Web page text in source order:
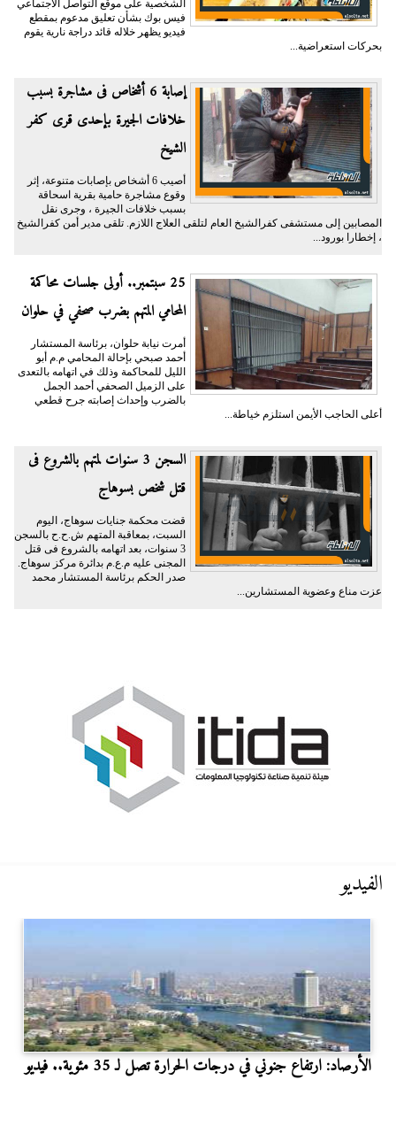
الشخصية على موقع التواصل الاجتماعي
فيس بوك بشأن تعليق مدعوم بمقطع
فيديو يظهر خلاله قائد دراجة نارية يقوم
بحركات استعراضية...
إصابة 6 أشخاص فى مشاجرة بسبب
خلافات الجيرة بإحدى قرى كفر
الشيخ
أصيب 6 أشخاص بإصابات متنوعة، إثر
وقوع مشاجرة حامية بقرية اسحاقة
بسبب خلافات الجيرة ، وجرى نقل
المصابين إلى مستشفى كفرالشيخ العام لتلقى العلاج اللازم. تلقى مدير أمن كفرالشيخ
، إخطارا بورود...
25 سبتمبر.. أولى جلسات محاكمة
المحامي المتهم بضرب صحفي في حلوان
أمرت نيابة حلوان، برئاسة المستشار
أحمد صبحي بإحالة المحامي م.م أبو
الليل للمحاكمة وذلك في اتهامه بالتعدى
على الزميل الصحفي أحمد الجمل
بالضرب وإحداث إصابته جرح قطعي
أعلى الحاجب الأيمن استلزم خياطة...
السجن 3 سنوات لمتهم بالشروع فى
قتل شخص بسوهاج
قضت محكمة جنايات سوهاج، اليوم
السبت، بمعاقبة المتهم ش.ح.ح بالسجن
3 سنوات، بعد اتهامه بالشروع فى قتل
المجنى عليه م.ع.م بدائرة مركز سوهاج.
صدر الحكم برئاسة المستشار محمد
عزت مناع وعضوية المستشارين...
الفيديو
الأرصاد: ارتفاع جنوني في درجات الحرارة تصل لـ 35 مئوية.. فيديو